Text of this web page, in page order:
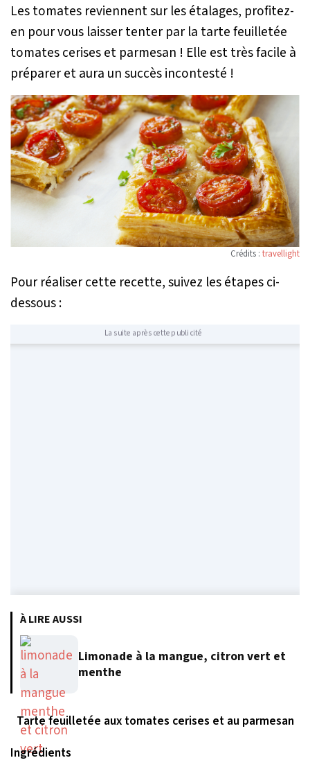
Les tomates reviennent sur les étalages, profitez-
en pour vous laisser tenter par la tarte feuilletée
tomates cerises et parmesan ! Elle est très facile à
préparer et aura un succès incontesté !
Crédits : travellight
Pour réaliser cette recette, suivez les étapes ci-
dessous :
La suite après cette publicité
À LIRE AUSSI
Limonade à la mangue, citron vert et
menthe
Tarte feuilletée aux tomates cerises et au parmesan
Ingrédients